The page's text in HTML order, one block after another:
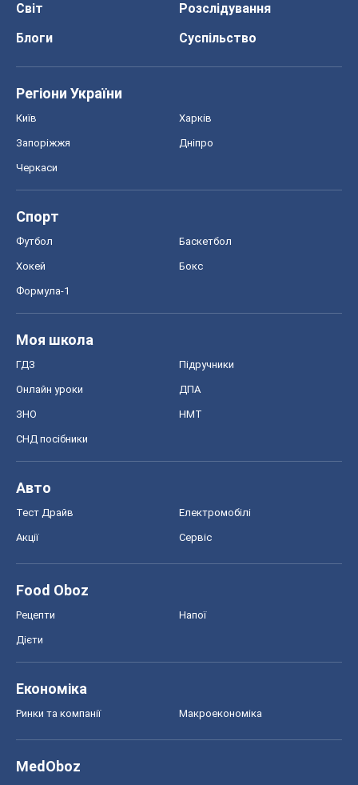
Світ
Розслідування
Блоги
Суспільство
Регіони України
Київ Харків
Запоріжжя Дніпро
Черкаси
Спорт
Футбол Баскетбол
Хокей Бокс
Формула-1
Моя школа
ГДЗ Підручники
Онлайн уроки ДПА
ЗНО НМТ
СНД посібники
Авто
Тест Драйв Електромобілі
Акції Сервіс
Food Oboz
Рецепти Напої
Дієти
Економіка
Ринки та компанії Макроекономіка
MedOboz